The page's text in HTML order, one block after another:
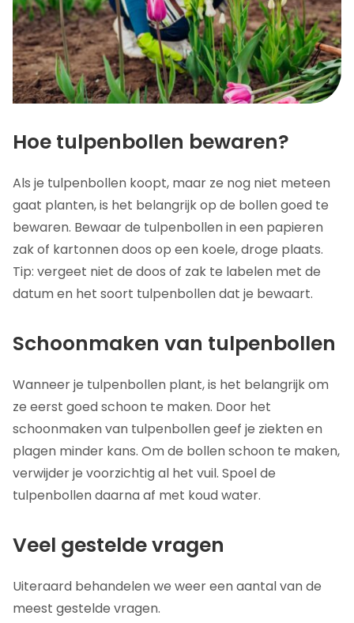
Hoe tulpenbollen bewaren?
Als je tulpenbollen koopt, maar ze nog niet meteen
gaat planten, is het belangrijk op de bollen goed te
bewaren. Bewaar de tulpenbollen in een papieren
zak of kartonnen doos op een koele, droge plaats.
Tip: vergeet niet de doos of zak te labelen met de
datum en het soort tulpenbollen dat je bewaart.
Schoonmaken van tulpenbollen
Wanneer je tulpenbollen plant, is het belangrijk om
ze eerst goed schoon te maken. Door het
schoonmaken van tulpenbollen geef je ziekten en
plagen minder kans. Om de bollen schoon te maken,
verwijder je voorzichtig al het vuil. Spoel de
tulpenbollen daarna af met koud water.
Veel gestelde vragen
Uiteraard behandelen we weer een aantal van de
meest gestelde vragen.